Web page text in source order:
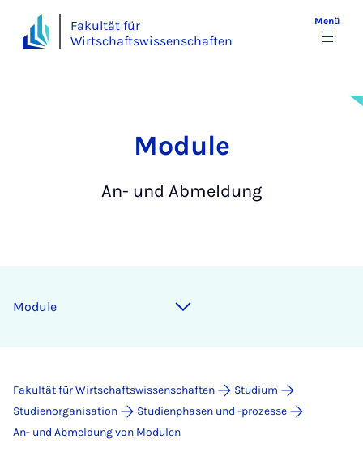
Fakultät für
Wirtschaftswissenschaften
Menü
Mo­du­le
An- und Abmeldung
Module
Fakultät für Wirtschaftswissenschaften
Studium
Studienorganisation
Studienphasen und -prozesse
An- und Abmeldung von Modulen